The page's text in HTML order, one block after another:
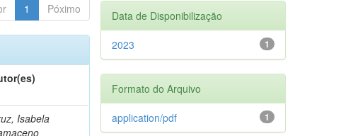
1 Póximo
Isabela
Data de Disponibilização
1
2023
Formato do Arquivo
1
application/pdf